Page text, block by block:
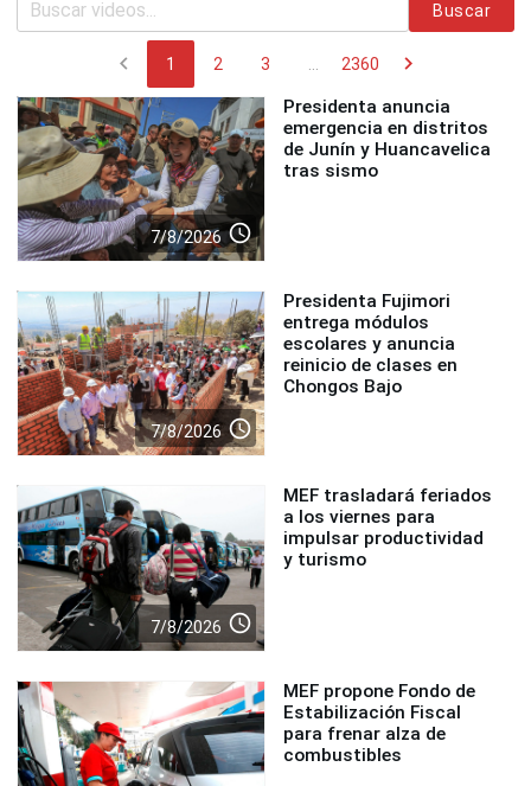
Buscar
chevron_left 1 2 3 2360 chevron_right
7/8/2026 access_time
Presidenta anuncia
emergencia en distritos
de Junín y Huancavelica
tras sismo
7/8/2026 access_time
Presidenta Fujimori
entrega módulos
escolares y anuncia
reinicio de clases en
Chongos Bajo
7/8/2026 access_time
MEF trasladará feriados
a los viernes para
impulsar productividad
y turismo
MEF propone Fondo de
Estabilización Fiscal
para frenar alza de
combustibles